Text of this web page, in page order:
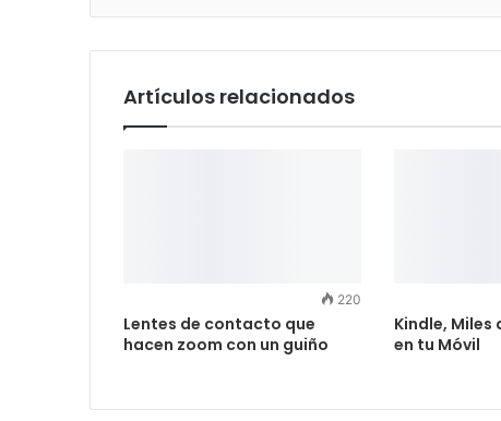
Artículos relacionados
220
Lentes de contacto que
hacen zoom con un guiño
Kindle, Miles
en tu Móvil